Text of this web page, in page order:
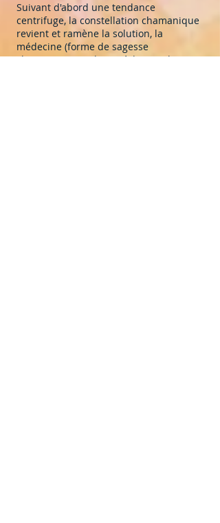
Suivant d'abord une tendance
centrifuge, la constellation chamanique
revient et ramène la solution, la
médecine (forme de sagesse
chamanique) ou le remède sous la